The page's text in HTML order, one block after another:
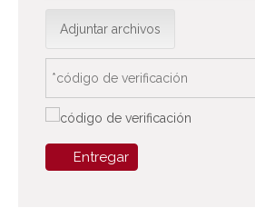
Adjuntar archivos
Entregar